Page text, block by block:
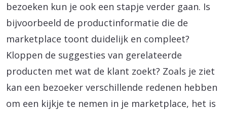
bezoeken kun je ook een stapje verder gaan. Is
bijvoorbeeld de productinformatie die de
marketplace toont duidelijk en compleet?
Kloppen de suggesties van gerelateerde
producten met wat de klant zoekt? Zoals je ziet
kan een bezoeker verschillende redenen hebben
om een kijkje te nemen in je marketplace, het is